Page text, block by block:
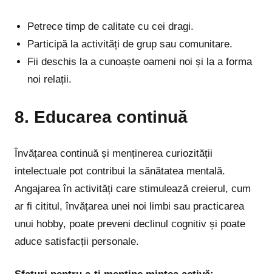
Petrece timp de calitate cu cei dragi.
Participă la activități de grup sau comunitare.
Fii deschis la a cunoaște oameni noi și la a forma
noi relații.
8. Educarea continuă
Învățarea continuă și menținerea curiozității
intelectuale pot contribui la sănătatea mentală.
Angajarea în activități care stimulează creierul, cum
ar fi cititul, învățarea unei noi limbi sau practicarea
unui hobby, poate preveni declinul cognitiv și poate
aduce satisfacții personale.